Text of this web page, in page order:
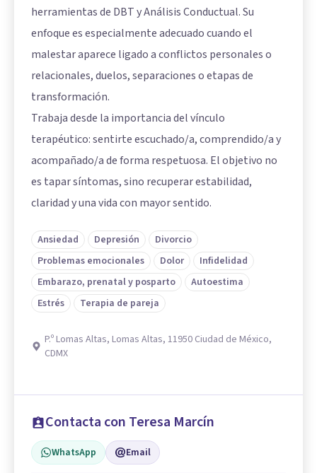
herramientas de DBT y Análisis Conductual. Su
enfoque es especialmente adecuado cuando el
malestar aparece ligado a conflictos personales o
relacionales, duelos, separaciones o etapas de
transformación.
Trabaja desde la importancia del vínculo
terapéutico: sentirte escuchado/a, comprendido/a y
acompañado/a de forma respetuosa. El objetivo no
es tapar síntomas, sino recuperar estabilidad,
claridad y una vida con mayor sentido.
Ansiedad Depresión
Divorcio
Problemas emocionales
Dolor
Infidelidad
Embarazo, prenatal y posparto
Autoestima
Estrés
Terapia de pareja
P.º Lomas Altas, Lomas Altas, 11950 Ciudad de México,
CDMX
Contacta con Teresa Marcín
WhatsApp Email